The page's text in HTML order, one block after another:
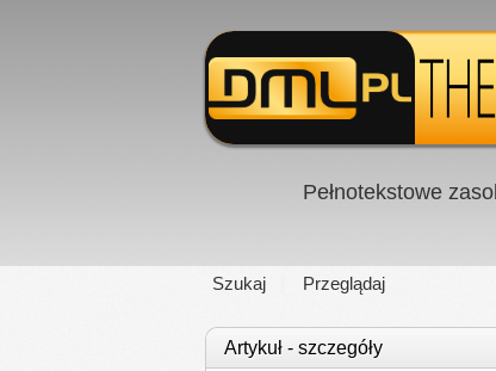
Pełnotekstowe
Szukaj Przeglądaj
Artykuł - szczegóły